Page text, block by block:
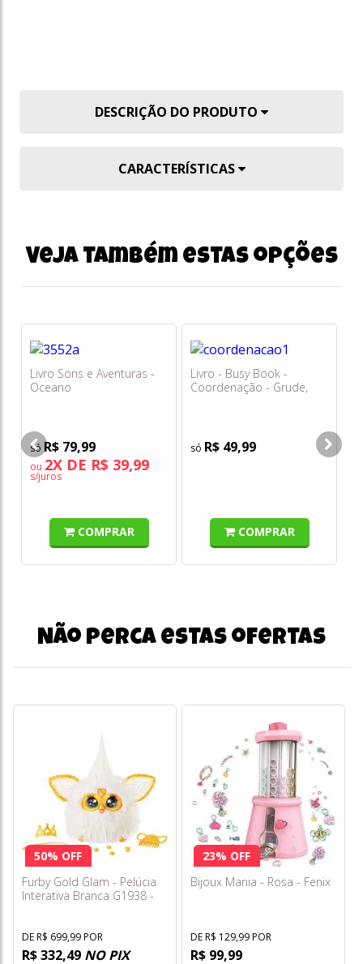
DESCRIÇÃO DO PRODUTO
CARACTERÍSTICAS
Veja também estas opções
Livro Sons e Aventuras -
Oceano
R$ 79,99
ou 2X DE R$ 39,99
s/juros
COMPRAR
Livro - Busy Book -
Coordenação - Grude,
R$ 49,99
COMPRAR
Não perca estas ofertas
50% OFF
Furby Gold Glam - Pelúcia
Interativa Branca G1938 -
DE R$ 699,99 POR
R$ 332,49 NO PIX
23% OFF
Bijoux Mania - Rosa - Fenix
DE R$ 129,99 POR
R$ 99,99